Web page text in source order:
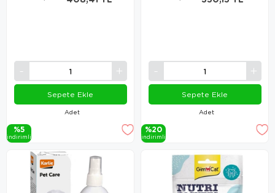
Adet
Sepete Ekle
%5
i̇ndi̇ri̇mli̇
Adet
Sepete Ekle
%20
i̇ndi̇ri̇mli̇